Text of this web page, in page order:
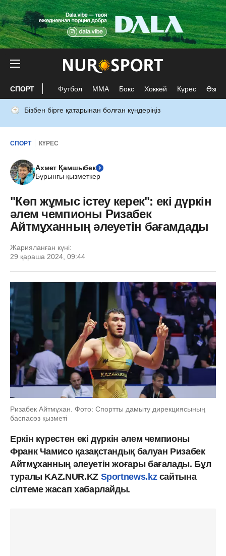
СПОРТ Футбол ММА Бокс Хоккей Күрес Өзге
Бізбен бірге қатарынан болған күндеріңіз
СПОРТ КҮРЕС
Ахмет Қамшыбек
Бұрынғы қызметкер
"Көп жұмыс істеу керек": екі дүркін
әлем чемпионы Ризабек
Айтмұханның әлеуетін бағамдады
Жарияланған күні:
29 қараша 2024, 09:44
Ризабек Айтмұхан. Фото: Спортты дамыту дирекциясының
баспасөз қызметі
Еркін күрестен екі дүркін әлем чемпионы
Франк Чамиcо қазақстандық балуан Ризабек
Айтмұханның әлеуетін жоғары бағалады. Бұл
туралы KAZ.NUR.KZ Sportnews.kzсайтына
сілтеме жасап хабарлайды.